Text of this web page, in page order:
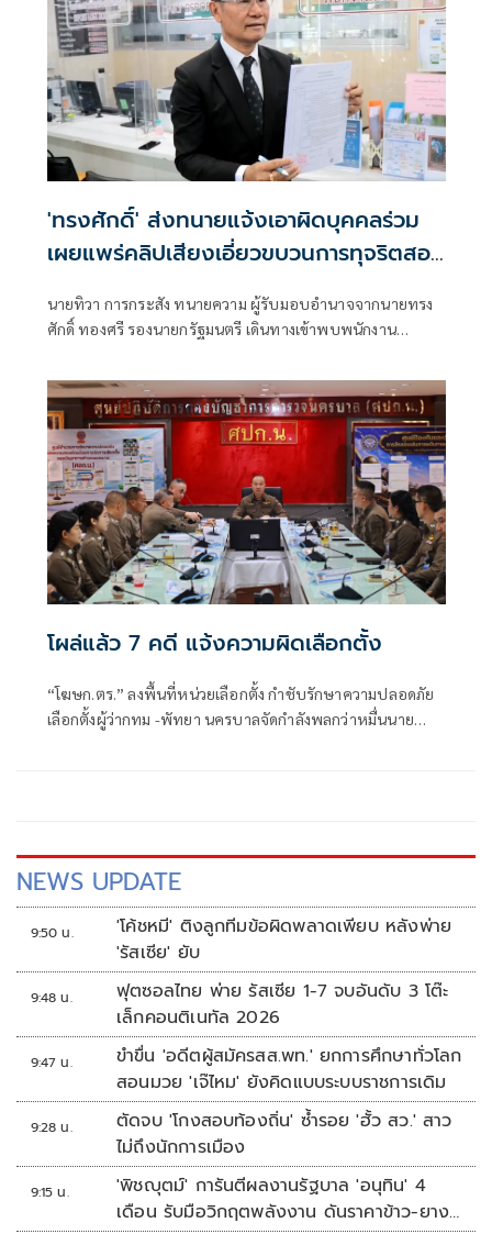
'ทรงศักดิ์' ส่งทนายแจ้งเอาผิดบุคคลร่วม
เผยแพร่คลิปเสียงเอี่ยวขบวนการทุจริตสอบ
นายทิวา การกระสัง ทนายความ ผู้รับมอบอำนาจจากนายทรง
ศักดิ์ ทองศรี รองนายกรัฐมนตรี เดินทางเข้าพบพนักงาน
โผล่แล้ว 7 คดี แจ้งความผิดเลือกตั้ง
“โฆษก.ตร.” ลงพื้นที่หน่วยเลือกตั้ง กำชับรักษาความปลอดภัย
เลือกตั้งผู้ว่ากทม -พัทยา นครบาลจัดกำลังพลกว่าหมื่นนาย
NEWS UPDATE
9:50 น.
'โค้ชหมี' ติงลูกทีมข้อผิดพลาดเพียบ หลังพ่าย
'รัสเซีย' ยับ
9:48 น.
ฟุตซอลไทย พ่าย รัสเซีย 1-7 จบอันดับ 3 โต๊ะ
เล็กคอนติเนทัล 2026
9:47 น.
ขำขื่น 'อดีตผู้สมัครสส.พท.' ยกการศึกษาทั่วโลก
สอนมวย 'เจ๊ไหม' ยังคิดแบบระบบราชการเดิม
9:28 น.
ตัดจบ 'โกงสอบท้องถิ่น' ซ้ำรอย 'ฮั้ว สว.' สาว
ไม่ถึงนักการเมือง
9:15 น.
'พิชญุตม์' การันตีผลงานรัฐบาล 'อนุทิน' 4
เดือน รับมือวิกฤตพลังงาน ดันราคาข้าว-ยาง-